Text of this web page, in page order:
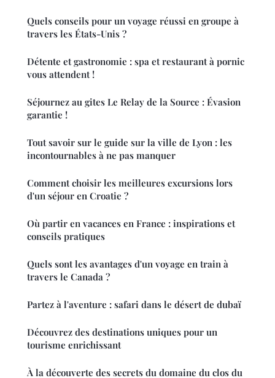
Quels conseils pour un voyage réussi en groupe à
travers les États-Unis ?
Détente et gastronomie : spa et restaurant à pornic
vous attendent !
Séjournez au gites Le Relay de la Source : Évasion
garantie !
Tout savoir sur le guide sur la ville de Lyon : les
incontournables à ne pas manquer
Comment choisir les meilleures excursions lors
d'un séjour en Croatie ?
Où partir en vacances en France : inspirations et
conseils pratiques
Quels sont les avantages d'un voyage en train à
travers le Canada ?
Partez à l'aventure : safari dans le désert de dubaï
Découvrez des destinations uniques pour un
tourisme enrichissant
À la découverte des secrets du domaine du clos du